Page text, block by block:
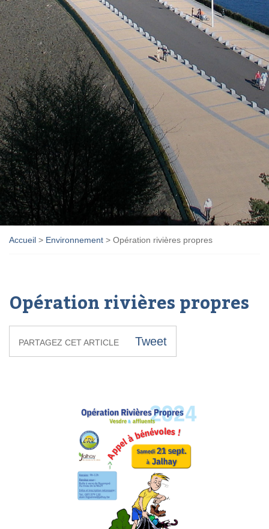
Accueil > Environnement > Opération rivières propres
Opération rivières propres
PARTAGEZ CET ARTICLE Tweet